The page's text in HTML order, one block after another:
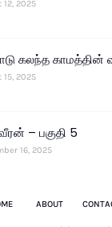
12, 2025
கலந்த
15, 2025
– பகுதி 5
16, 2025
ABOUT